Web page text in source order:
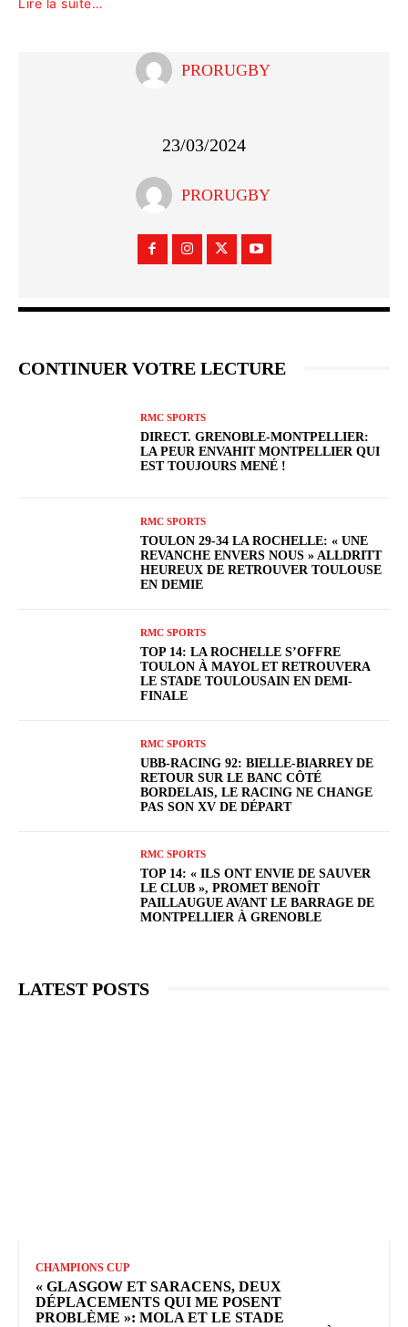
Lire la suite…
PRORUGBY
23/03/2024
PRORUGBY
CONTINUER VOTRE LECTURE
RMC SPORTS
DIRECT. GRENOBLE-MONTPELLIER:
LA PEUR ENVAHIT MONTPELLIER QUI
EST TOUJOURS MENÉ !
RMC SPORTS
TOULON 29-34 LA ROCHELLE: « UNE
REVANCHE ENVERS NOUS » ALLDRITT
HEUREUX DE RETROUVER TOULOUSE
EN DEMIE
RMC SPORTS
TOP 14: LA ROCHELLE S’OFFRE
TOULON À MAYOL ET RETROUVERA
LE STADE TOULOUSAIN EN DEMI-
FINALE
RMC SPORTS
UBB-RACING 92: BIELLE-BIARREY DE
RETOUR SUR LE BANC CÔTÉ
BORDELAIS, LE RACING NE CHANGE
PAS SON XV DE DÉPART
RMC SPORTS
TOP 14: « ILS ONT ENVIE DE SAUVER
LE CLUB », PROMET BENOÎT
PAILLAUGUE AVANT LE BARRAGE DE
MONTPELLIER À GRENOBLE
LATEST POSTS
CHAMPIONS CUP
« GLASGOW ET SARACENS, DEUX
DÉPLACEMENTS QUI ME POSENT
PROBLÈME »: MOLA ET LE STADE